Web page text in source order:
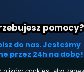
pomocy?
do nas. Jesteśmy
przez 24h na dobę!